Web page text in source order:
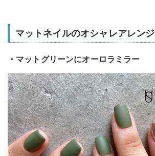
マットネイルのオシャレアレンジ
・マットグリーンにオーロラミラー